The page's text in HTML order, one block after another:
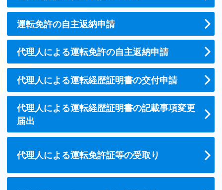
運転免許の自主返納申請
代理人による運転免許の自主返納申請
代理人による運転経歴証明書の交付申請
代理人による運転経歴証明書の記載事項変更
届出
代理人による運転免許証等の受取り